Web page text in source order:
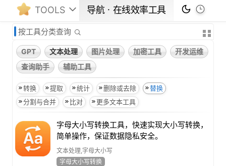
TOOLS 导航ㆍ在线效率工具
按工具分类查询
GPT 文本处理 图片处理 加密工具
开发运维
查询助手
辅助工具
转换 提取 统计 删除或去除
替换
分割与合并
比对 更多文本工具
字母大小写转换工具，快速实现大小写转换，
简单操作，保证数据隐私安全。
文本处理,字母大小写
字母大小写转换